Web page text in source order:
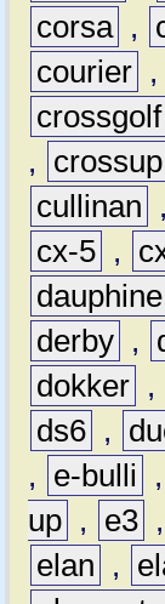
corsa ,
courier ,
crossgolf
,
crossup
cullinan
,
cx-5 ,
dauphine
derby ,
dokker ,
ds6 ,
,
e-bulli ,
up , e3 ,
elan
,